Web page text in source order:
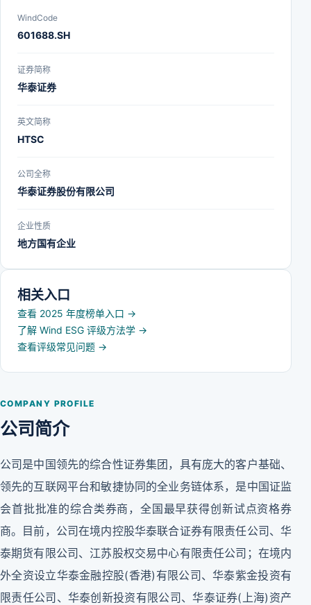
COMPANY PROFILE
公司简介
公司是中国领先的综合性证券集团，具有庞大的客户基础、
领先的互联网平台和敏捷协同的全业务链体系，是中国证监
会首批批准的综合类券商，全国最早获得创新试点资格券
商。目前，公司在境内控股华泰联合证券有限责任公司、华
泰期货有限公司、江苏股权交易中心有限责任公司；在境内
外全资设立华泰金融控股(香港)有限公司、华泰紫金投资有
限责任公司、华泰创新投资有限公司、华泰证券(上海)资产
WindCode
601688.SH
证券简称
华泰证券
英文简称
HTSC
公司全称
华泰证券股份有限公司
企业性质
地方国有企业
相关入口
查看 2025 年度榜单入口 →
了解 Wind ESG 评级方法学 →
查看评级常见问题 →